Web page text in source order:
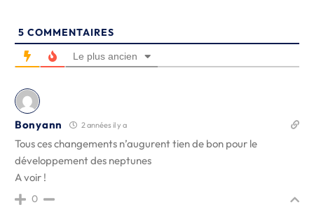
5 COMMENTAIRES
Le plus ancien
Bonyann 2 années il y a
Tous ces changements n’augurent tien de bon pour le
développement des neptunes
A voir !
0